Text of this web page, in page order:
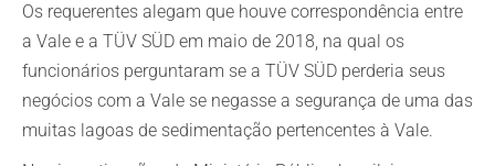
Os requerentes alegam que houve correspondência entre
a Vale e a TÜV SÜD em maio de 2018, na qual os
funcionários perguntaram se a TÜV SÜD perderia seus
negócios com a Vale se negasse a segurança de uma das
muitas lagoas de sedimentação pertencentes à Vale.